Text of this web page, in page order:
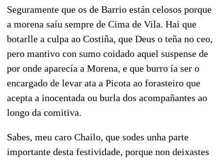
Seguramente que os de Barrio están celosos porque
a morena saíu sempre de Cima de Vila. Hai que
botarlle a culpa ao Costiña, que Deus o teña no ceo,
pero mantivo con sumo coidado aquel suspense de
por onde aparecía a Morena, e que burro ía ser o
encargado de levar ata a Picota ao forasteiro que
acepta a inocentada ou burla dos acompañantes ao
longo da comitiva.
Sabes, meu caro Chailo, que sodes unha parte
importante desta festividade, porque non deixastes